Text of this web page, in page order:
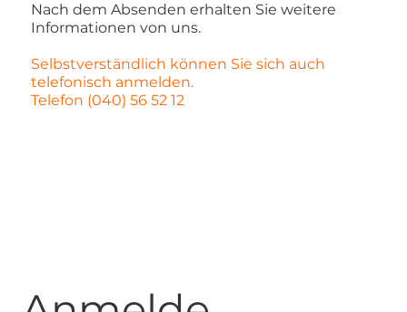
Nach dem Absenden erhalten Sie weitere
Informationen von uns.
Selbstverständlich können Sie sich auch
telefonisch anmelden.
Telefon (040) 56 52 12